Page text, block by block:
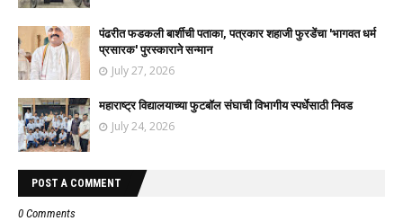
पंढरीत फडकली बार्शीची पताका, पत्रकार शहाजी फुरडेंचा 'भागवत धर्म
प्रसारक' पुरस्काराने सन्मान
July 27, 2026
महाराष्ट्र विद्यालयाच्या फुटबॉल संघाची विभागीय स्पर्धेसाठी निवड
July 24, 2026
POST A COMMENT
0 Comments